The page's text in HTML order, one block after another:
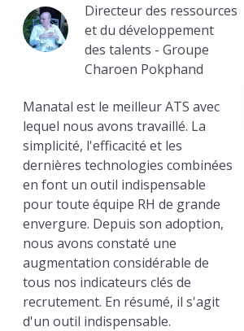
Directeur des ressources
et du développement
des talents - Groupe
Charoen Pokphand
Manatal est le meilleur ATS avec
lequel nous avons travaillé. La
simplicité, l'efficacité et les
dernières technologies combinées
en font un outil indispensable
pour toute équipe RH de grande
envergure. Depuis son adoption,
nous avons constaté une
augmentation considérable de
tous nos indicateurs clés de
recrutement. En résumé, il s'agit
d'un outil indispensable.